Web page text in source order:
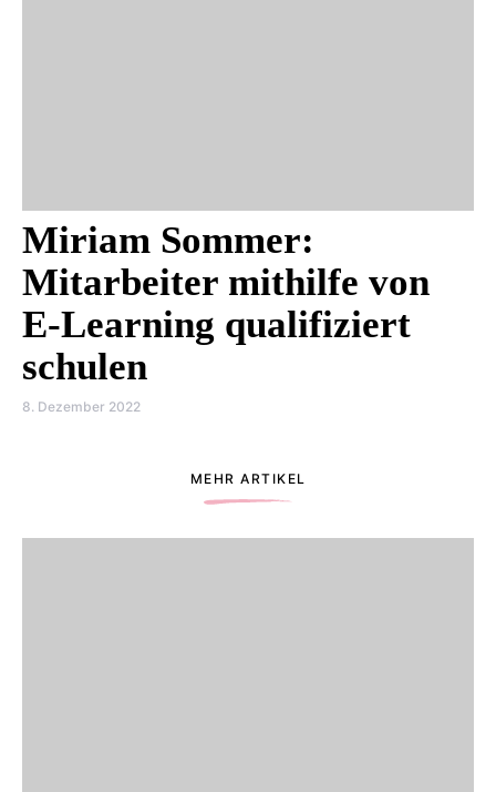
Miriam Sommer:
Mitarbeiter mithilfe von
E-Learning qualifiziert
schulen
8. Dezember 2022
MEHR ARTIKEL